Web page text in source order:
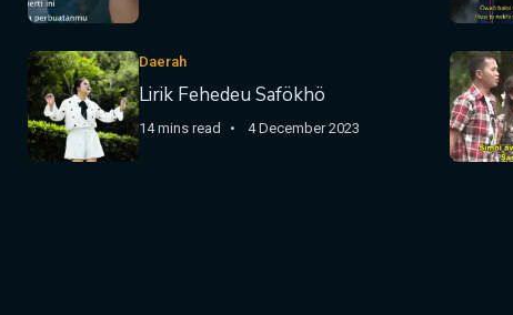
Daerah
Lirik Fehedeu Safökhö
14 mins read 4 December 2023